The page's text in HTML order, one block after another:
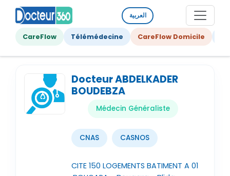
العربية
CareFlow Télémédecine CareFlow Domicile
Docteur ABDELKADER
BOUDEBZA
Médecin Généraliste
CNAS CASNOS
CITE 150 LOGEMENTS BATIMENT A 01